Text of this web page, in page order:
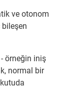
ve otonom
- örneğin iniş
normal bir